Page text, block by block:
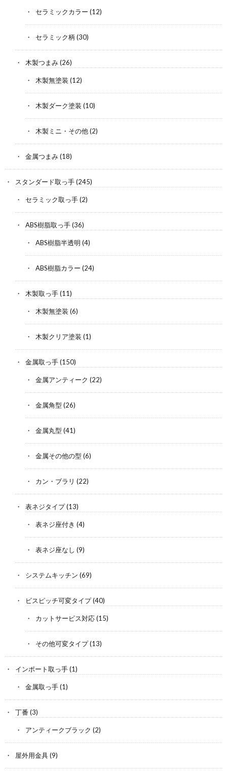
セラミックカラー (12)
セラミック柄 (30)
木製つまみ(26)
木製無塗装 (12)
木製ダーク塗装 (10)
木製ミニ・その他(2)
金属つまみ(18)
スタンダード取っ手(245)
セラミック取っ手(2)
ABS樹脂取っ手(36)
ABS樹脂半透明 (4)
ABS樹脂カラー (24)
木製取っ手(11)
木製無塗装 (6)
木製クリア塗装 (1)
金属取っ手(150)
金属アンティーク (22)
金属角型 (26)
金属丸型 (41)
金属その他の型 (6)
カン・ブラリ (22)
表ネジタイプ(13)
表ネジ座付き (4)
表ネジ座なし (9)
システムキッチン (69)
ビスピッチ可変タイプ(40)
カットサービス対応(15)
その他可変タイプ(13)
インポート取っ手(1)
金属取っ手(1)
丁番 (3)
アンティークブラック (2)
屋外用金具(9)